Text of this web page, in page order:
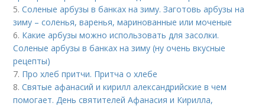
5.Соленые арбузы в банках на зиму. Заготовь арбузы на
зиму – соленья, варенья, маринованные или моченые
6. Какие арбузы можно использовать для засолки.
Соленые арбузы в банках на зиму (ну очень вкусные
рецепты)
7. Про хлеб притчи. Притча о хлебе
8.Святые афанасий и кирилл александрийские в чем
помогает. День святителей Афанасия и Кирилла,